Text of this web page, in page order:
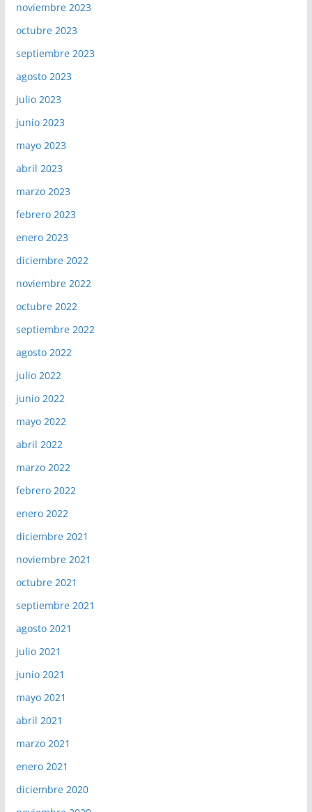
noviembre 2023
octubre 2023
septiembre 2023
agosto 2023
julio 2023
junio 2023
mayo 2023
abril 2023
marzo 2023
febrero 2023
enero 2023
diciembre 2022
noviembre 2022
octubre 2022
septiembre 2022
agosto 2022
julio 2022
junio 2022
mayo 2022
abril 2022
marzo 2022
febrero 2022
enero 2022
diciembre 2021
noviembre 2021
octubre 2021
septiembre 2021
agosto 2021
julio 2021
junio 2021
mayo 2021
abril 2021
marzo 2021
enero 2021
diciembre 2020